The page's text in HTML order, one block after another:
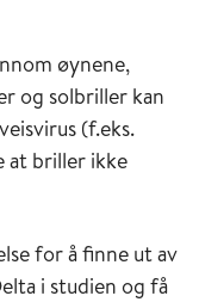
øynene,
og solbriller kan
(f.eks.
at briller ikke
for å finne ut av
i studien og få